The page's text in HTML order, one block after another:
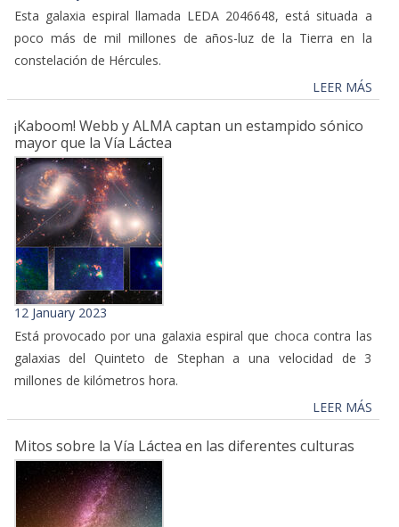
Esta galaxia espiral llamada LEDA 2046648, está situada a
poco más de mil millones de años-luz de la Tierra en la
constelación de Hércules.
LEER MÁS
¡Kaboom! Webb y ALMA captan un estampido sónico
mayor que la Vía Láctea
12 January 2023
Está provocado por una galaxia espiral que choca contra las
galaxias del Quinteto de Stephan a una velocidad de 3
millones de kilómetros hora.
LEER MÁS
Mitos sobre la Vía Láctea en las diferentes culturas